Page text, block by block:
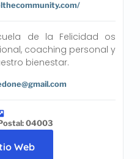
de la Felicidad os
coaching personal y
bienestar.
04003
Web